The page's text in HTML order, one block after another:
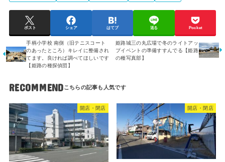
ポスト シェア はてブ 送る Pocket
手柄小学校 南側（旧テニスコート
のあったところ）キレイに整備され
てます。良ければ調べてほしいです
【姫路の種探偵団】
姫路城三の丸広場で冬のライトアッ
プイベントの準備すすんでる【姫路
の種写真部】
RECOMMEND
開店・閉店 開店・閉店